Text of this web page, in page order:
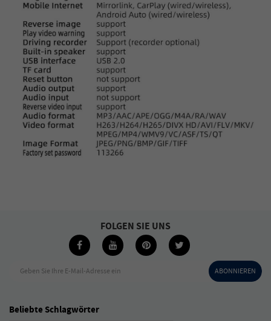
Geben Sie Ihre E-Mail-Adresse ein ABONNIEREN
FOLGEN SIE UNS
Beliebte Schlagwörter